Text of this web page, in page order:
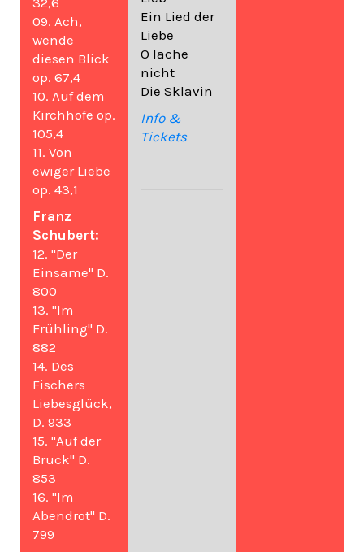
09. Ach,
wende
diesen Blick
op. 67,4
10. Auf dem
Kirchhofe op.
105,4
11. Von
ewiger Liebe
op. 43,1
Franz
Schubert:
12. "Der
Einsame" D.
800
13. "Im
Frühling" D.
882
14. Des
Fischers
Liebesglück,
D. 933
15. "Auf der
Bruck" D.
853
16. "Im
Abendrot" D.
799
Ein Lied der
Liebe
O lache
nicht
Die Sklavin
Info &
Tickets